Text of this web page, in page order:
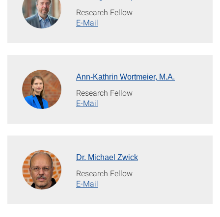
Research Fellow
E-Mail
Ann-Kathrin Wortmeier, M.A.
Research Fellow
E-Mail
Dr. Michael Zwick
Research Fellow
E-Mail